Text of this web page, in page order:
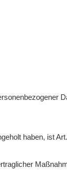
haben, ist